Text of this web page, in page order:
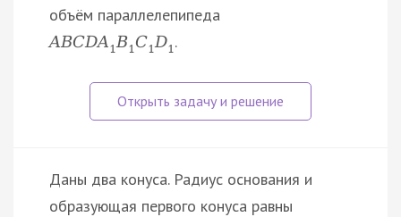
объём параллелепипеда
ABCDA 1B1 C1D1 .
Даны два конуса. Радиус основания и
образующая первого конуса равны